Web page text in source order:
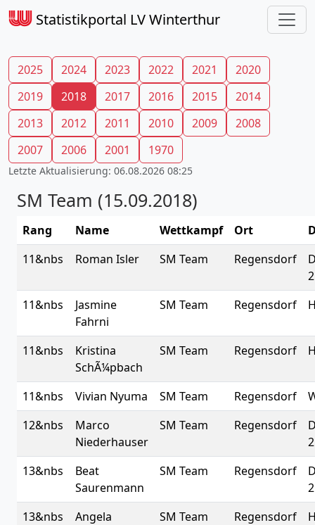
Statistikportal LV Winterthur
2025 2024 2023 2022 2021
2020
2019
2018 2017 2016 2015
2014
2013
2012 2011 2010 2009
2008
2007
2006 2001 1970
Letzte Aktualisierung: 06.08.2026 08:25
SM Team (15.09.2018)
Rang Name Wettkampf Ort
11&nbs
Roman Isler SM Team Regensdorf
11&nbs
Jasmine
Fahrni
SM Team Regensdorf
11&nbs
Kristina
SchÃ¼pbach
SM Team Regensdorf
11&nbs Vivian Nyuma SM Team Regensdorf
12&nbs
Marco
Niederhauser
SM Team Regensdorf
13&nbs
Beat
Saurenmann
SM Team Regensdorf
13&nbs
Angela
SM Team Regensdorf